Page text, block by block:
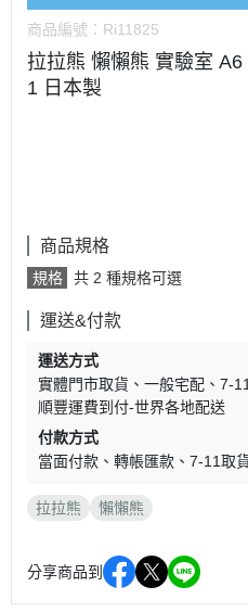
商品編號： Ri11825
拉拉熊 懶懶熊 實驗室
1 日本製
商品規格
規格 共 2 種規格可選
運送&付款
運送方式
實體門市取貨
一般宅配 7-
順豐運費到付-世界各地配送
付款方式
當面付款
轉帳匯款 7-11取
拉拉熊 懶懶熊
分享商品到